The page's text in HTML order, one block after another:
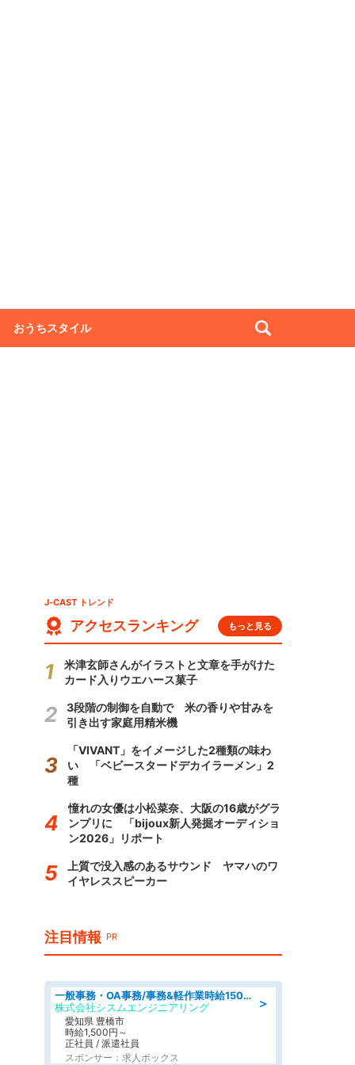
おうちスタイル
J-CAST トレンド
アクセスランキング もっと見る
米津玄師さんがイラストと文章を手がけた
カード入りウエハース菓子
3段階の制御を自動で 米の香りや甘みを
引き出す家庭用精米機
「VIVANT」をイメージした2種類の味わ
い 「ベビースタードデカイラーメン」2
種
憧れの女優は小松菜奈、大阪の16歳がグラ
ンプリに 「bijoux新人発掘オーディショ
ン2026」リポート
上質で没入感のあるサウンド ヤマハのワ
イヤレススピーカー
注目情報 PR
＞
一般事務・OA事務/事務&軽作業時給1500円土日祝休み各種社保完備
株式会社シスムエンジニアリング
愛知県 豊橋市
時給1,500円～
正社員 / 派遣社員
スポンサー：求人ボックス